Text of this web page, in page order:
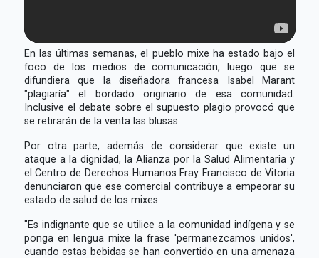
En las últimas semanas, el pueblo mixe ha estado bajo el
foco de los medios de comunicación, luego que se
difundiera que la diseñadora francesa Isabel Marant
"plagiaría" el bordado originario de esa comunidad.
Inclusive el debate sobre el supuesto plagio provocó que
se retirarán de la venta las blusas.
Por otra parte, además de considerar que existe un
ataque a la dignidad, la Alianza por la Salud Alimentaria y
el Centro de Derechos Humanos Fray Francisco de Vitoria
denunciaron que ese comercial contribuye a empeorar su
estado de salud de los mixes.
"Es indignante que se utilice a la comunidad indígena y se
ponga en lengua mixe la frase 'permanezcamos unidos',
cuando estas bebidas se han convertido en una amenaza